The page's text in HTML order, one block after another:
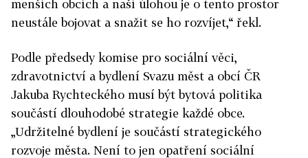
menších obcích a naší úlohou je o tento prostor
neustále bojovat a snažit se ho rozvíjet,“ řekl.
Podle předsedy komise pro sociální věci,
zdravotnictví a bydlení Svazu měst a obcí ČR
Jakuba Rychteckého musí být bytová politika
součástí dlouhodobé strategie každé obce.
„Udržitelné bydlení je součástí strategického
rozvoje města. Není to jen opatření sociální